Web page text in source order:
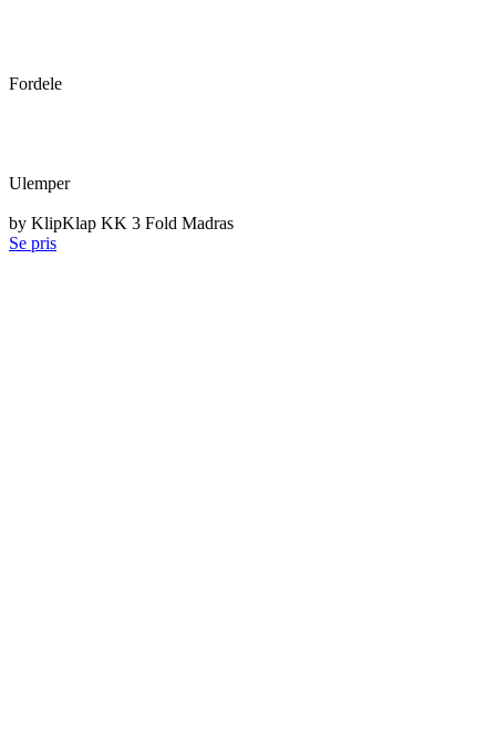
Fordele
Ulemper
by KlipKlap KK 3 Fold Madras
Se pris